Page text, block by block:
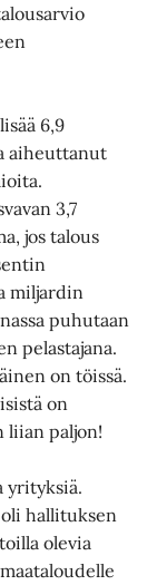
6,9
aiheuttanut
3,7
jos talous
miljardin
puhutaan
pelastajana.
on töissä.
on
liian paljon!
yrityksiä.
hallituksen
olevia